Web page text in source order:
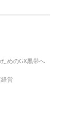
めのGX黒帯へ
営